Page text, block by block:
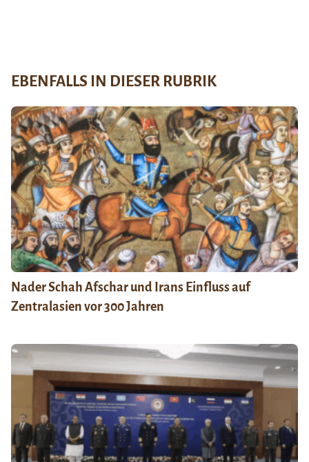
EBENFALLS IN DIESER RUBRIK
Nader Schah Afschar und Irans Einfluss auf
Zentralasien vor 300 Jahren